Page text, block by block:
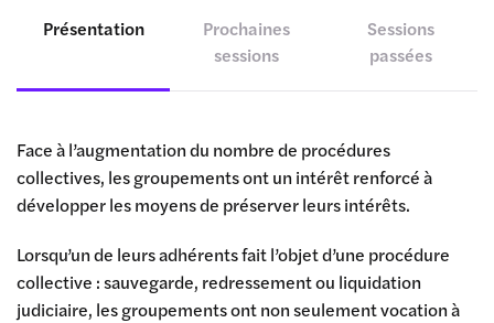
Présentation
Prochaines
sessions
Sessions
passées
Face à l’augmentation du nombre de procédures
collectives, les groupements ont un intérêt renforcé à
développer les moyens de préserver leurs intérêts.
Lorsqu’un de leurs adhérents fait l’objet d’une procédure
collective : sauvegarde, redressement ou liquidation
judiciaire, les groupements ont non seulement vocation à